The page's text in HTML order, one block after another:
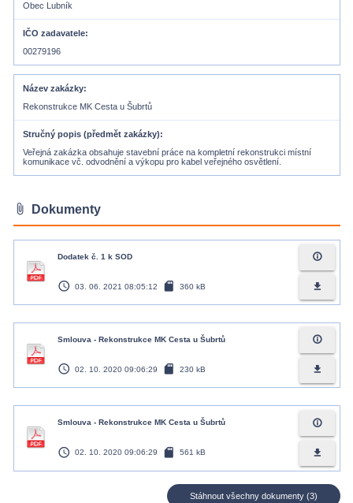
Obec Lubník
IČO zadavatele
00279196
Název zakázky
Rekonstrukce MK Cesta u Šubrtů
Stručný popis (předmět zakázky)
Veřejná zakázka obsahuje stavební práce na kompletní rekonstrukci místní
komunikace vč. odvodnění a výkopu pro kabel veřejného osvětlení.
attach_file Dokumenty
Dodatek č. 1 k SOD
access_time 03. 06. 2021 08:05:12 sd_card 360 kB
info_outline
file_download
Smlouva - Rekonstrukce MK Cesta u Šubrtů
access_time 02. 10. 2020 09:06:29 sd_card 230 kB
info_outline
file_download
Smlouva - Rekonstrukce MK Cesta u Šubrtů
access_time 02. 10. 2020 09:06:29 sd_card 561 kB
info_outline
file_download
Stáhnout všechny dokumenty (3)